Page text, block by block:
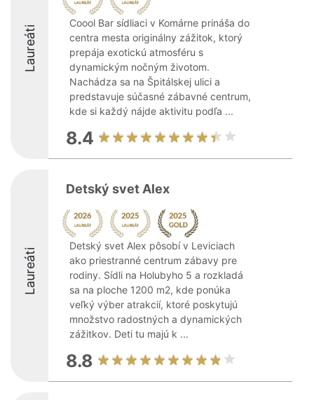
Laureáti
Coool Bar sídliaci v Komárne prináša do
centra mesta originálny zážitok, ktorý
prepája exotickú atmosféru s
dynamickým nočným životom.
Nachádza sa na Špitálskej ulici a
predstavuje súčasné zábavné centrum,
kde si každý nájde aktivitu podľa ...
8.4
Laureáti
Detský svet Alex
Detský svet Alex pôsobí v Leviciach
ako priestranné centrum zábavy pre
rodiny. Sídli na Holubyho 5 a rozkladá
sa na ploche 1200 m2, kde ponúka
veľký výber atrakcií, ktoré poskytujú
množstvo radostných a dynamických
zážitkov. Deti tu majú k ...
8.8